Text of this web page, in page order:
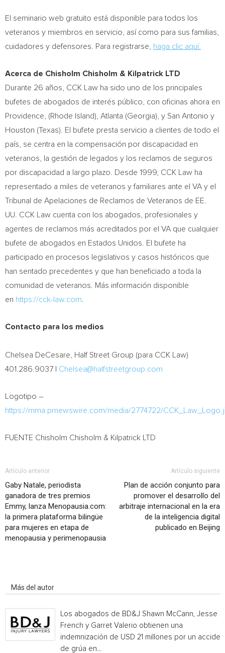
El seminario web gratuito está disponible para todos los
veteranos y miembros en servicio, así como para sus familias,
cuidadores y defensores. Para registrarse,
haga clic aquí.
Acerca de Chisholm Chisholm & Kilpatrick LTD
Durante 26 años, CCK Law ha sido uno de los principales
bufetes de abogados de interés público, con oficinas ahora en
Providence, (Rhode Island), Atlanta (Georgia), y San Antonio y
Houston (Texas). El bufete presta servicio a clientes de todo el
país, se centra en la compensación por discapacidad en
veteranos, la gestión de legados y los reclamos de seguros
por discapacidad a largo plazo. Desde 1999, CCK Law ha
representado a miles de veteranos y familiares ante el VA y el
Tribunal de Apelaciones de Reclamos de Veteranos de EE.
UU. CCK Law cuenta con los abogados, profesionales y
agentes de reclamos más acreditados por el VA que cualquier
bufete de abogados en Estados Unidos. El bufete ha
participado en procesos legislativos y casos históricos que
han sentado precedentes y que han beneficiado a toda la
comunidad de veteranos. Más información disponible
en https://cck-law.com
Contacto para los medios
Chelsea DeCesare, Half Street Group (para CCK Law)
401.286.9037 | Chelsea@halfstreetgroup.com
Logotipo –
https://mma.prnewswire.com/media/2774722/
FUENTE Chisholm Chisholm & Kilpatrick LTD
Artículo anterior
Gaby Natale, periodista
ganadora de tres premios
Emmy, lanza Menopausia.com:
la primera plataforma bilingüe
para mujeres en etapa de
menopausia y perimenopausia
Artículo siguiente
Plan de acción conjunto para
promover el desarrollo del
arbitraje internacional en la era
de la inteligencia digital
publicado en Beijing
Más del autor
Los abogados de BD&J Shawn McCann, Jesse
French y Garret Valerio obtienen una
indemnización de USD 21 millones por un
de grúa en...